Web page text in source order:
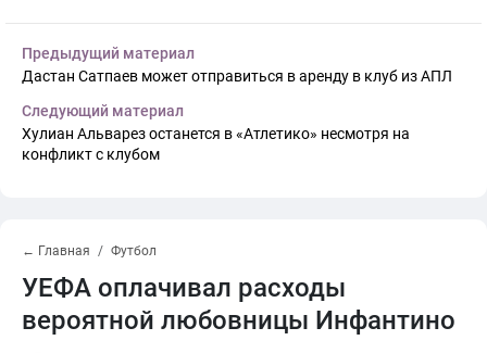
Предыдущий материал
Дастан Сатпаев может отправиться в аренду в клуб из АПЛ
Следующий материал
Хулиан Альварез останется в «Атлетико» несмотря на
конфликт с клубом
← Главная Футбол
УЕФА оплачивал расходы
вероятной любовницы Инфантино